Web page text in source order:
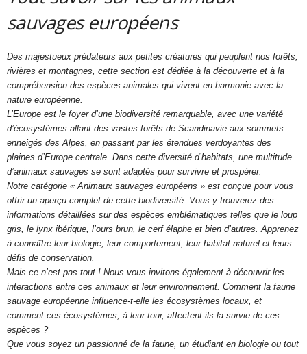
sauvages européens
Des majestueux prédateurs aux petites créatures qui peuplent nos forêts,
rivières et montagnes, cette section est dédiée à la découverte et à la
compréhension des espèces animales qui vivent en harmonie avec la
nature européenne.
L’Europe est le foyer d’une biodiversité remarquable, avec une variété
d’écosystèmes allant des vastes forêts de Scandinavie aux sommets
enneigés des Alpes, en passant par les étendues verdoyantes des
plaines d’Europe centrale. Dans cette diversité d’habitats, une multitude
d’animaux sauvages se sont adaptés pour survivre et prospérer.
Notre catégorie « Animaux sauvages européens » est conçue pour vous
offrir un aperçu complet de cette biodiversité. Vous y trouverez des
informations détaillées sur des espèces emblématiques telles que le loup
gris, le lynx ibérique, l’ours brun, le cerf élaphe et bien d’autres. Apprenez
à connaître leur biologie, leur comportement, leur habitat naturel et leurs
défis de conservation.
Mais ce n’est pas tout ! Nous vous invitons également à découvrir les
interactions entre ces animaux et leur environnement. Comment la faune
sauvage européenne influence-t-elle les écosystèmes locaux, et
comment ces écosystèmes, à leur tour, affectent-ils la survie de ces
espèces ?
Que vous soyez un passionné de la faune, un étudiant en biologie ou tout